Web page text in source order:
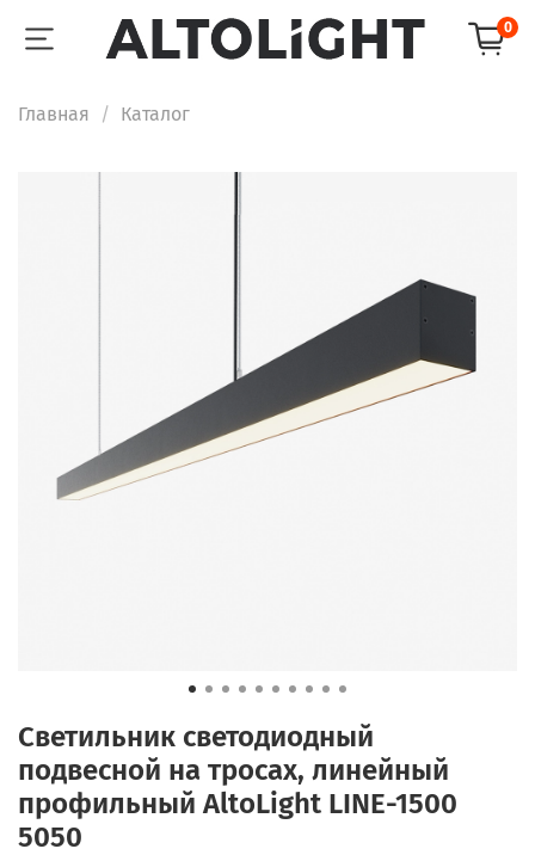
0
Главная Каталог
Светильник светодиодный
подвесной на тросах, линейный
профильный AltoLight LINE-1500
5050